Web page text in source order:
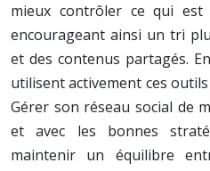
mieux contrôler ce qui
encourageant ainsi un tri
et des contenus partagés.
utilisent activement ces
Gérer son réseau social de
et avec les bonnes
maintenir un équilibre